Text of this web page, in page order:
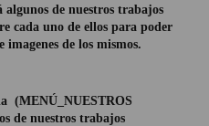
de nuestros trabajos
cada uno de ellos para poder
de los mismos.
(MENÚ_NUESTROS
de nuestros trabajos